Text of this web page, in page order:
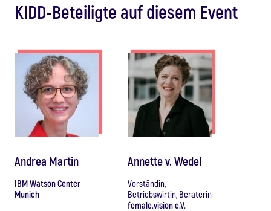
KIDD-Beteiligte auf diesem Event
Andrea Martin
IBM Watson Center
Munich
Annette v. Wedel
Vorständin,
Betriebswirtin, Beraterin
female.vision e.V.